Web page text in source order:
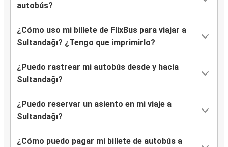
autobús?
¿Cómo uso mi billete de FlixBus para viajar a
Sultandağı? ¿Tengo que imprimirlo?
¿Puedo rastrear mi autobús desde y hacia
Sultandağı?
¿Puedo reservar un asiento en mi viaje a
Sultandağı?
¿Cómo puedo pagar mi billete de autobús a